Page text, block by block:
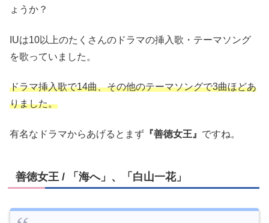
ょうか？
IUは10以上のたくさんのドラマの挿入歌・テーマソング
を歌っていました。
ドラマ挿入歌で14曲、その他のテーマソングで3曲ほどあ
りました。
有名なドラマからあげるとまず 『善徳女王』 ですね。
善徳女王 / 「海へ」、「白山一花」